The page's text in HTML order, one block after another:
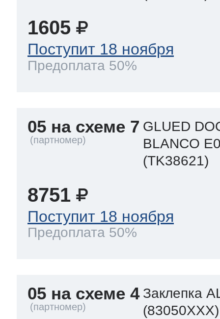
1605
Поступит 18 ноября
Предоплата 50%
05 на схеме 7 GLUED
BLANCO
(TK38621)
8751
Поступит 18 ноября
Предоплата 50%
05 на схеме 4 Заклепка
(83050XXX)